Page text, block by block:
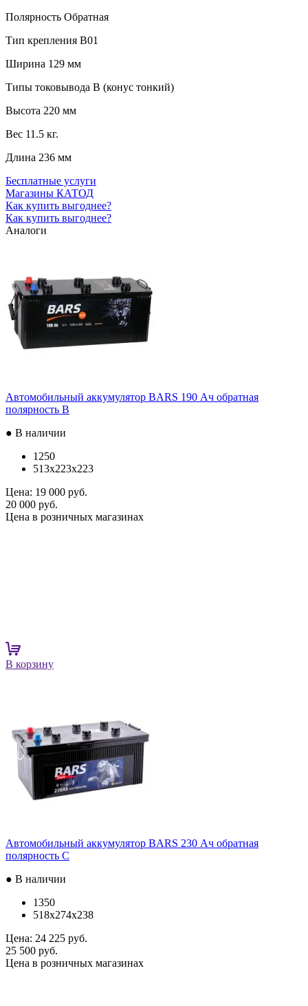
Полярность Обратная
Тип крепления B01
Ширина 129 мм
Типы токовывода B (конус тонкий)
Высота 220 мм
Вес 11.5 кг.
Длина 236 мм
Бесплатные услуги
Магазины КАТОД
Как купить выгоднее?
Как купить выгоднее?
Аналоги
Автомобильный аккумулятор BARS 190 Ач обратная
полярность B
● В наличии
1250
513x223x223
Цена: 19 000 руб.
20 000 руб.
Цена в розничных магазинах
В корзину
Автомобильный аккумулятор BARS 230 Ач обратная
полярность C
● В наличии
1350
518x274x238
Цена: 24 225 руб.
25 500 руб.
Цена в розничных магазинах